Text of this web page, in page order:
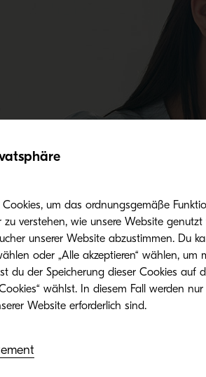
Vorteile beim Einsatz von
Verwandte
um das ordnungsgemäße
zu verstehen, wie unsere Website
unserer Website abzustimmen. Du
oder „Alle akzeptieren“ wählen,
du der Speicherung dieser Cookies
wählst. In diesem Fall werden
für die korrekte Anzeige unserer Website erforderlich sind.